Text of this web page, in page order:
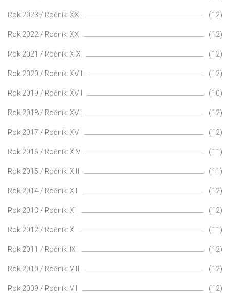
Rok 2023 / Ročník: XXI (12)
Rok 2022 / Ročník: XX (12)
Rok 2021 / Ročník: XIX (12)
Rok 2020 / Ročník: XVIII (12)
Rok 2019 / Ročník: XVII (10)
Rok 2018 / Ročník: XVI (12)
Rok 2017 / Ročník: XV (12)
Rok 2016 / Ročník: XIV (11)
Rok 2015 / Ročník: XIII (11)
Rok 2014 / Ročník: XII (12)
Rok 2013 / Ročník: XI (12)
Rok 2012 / Ročník: X (11)
Rok 2011 / Ročník: IX (12)
Rok 2010 / Ročník: VIII (12)
Rok 2009 / Ročník: VII (12)